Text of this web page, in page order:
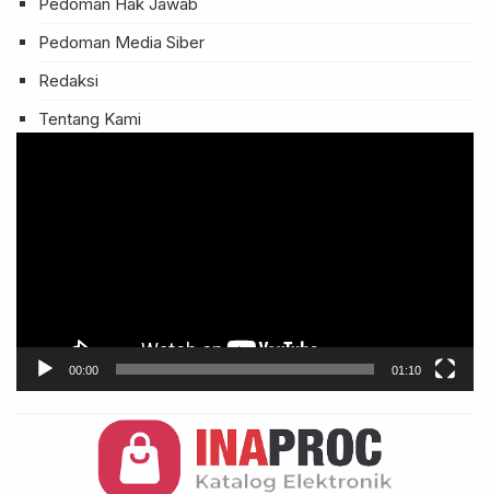
Pedoman Hak Jawab
Pedoman Media Siber
Redaksi
Tentang Kami
00:00 01:10